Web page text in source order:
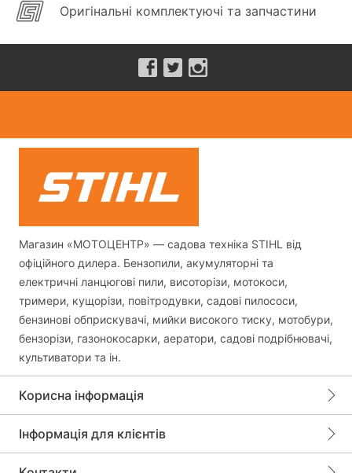
Оригінальні комплектуючі та запчастини
Магазин «МОТОЦЕНТР» — садова техніка STIHL від
офіційного дилера. Бензопили, акумуляторні та
електричні ланцюгові пили, висоторізи, мотокоси,
тримери, кущорізи, повітродувки, садові пилососи,
бензинові обприскувачі, мийки високого тиску, мотобури,
бензорізи, газонокосарки, аератори, садові подрібнювачі,
культиватори та ін.
Корисна інформація
Інформація для клієнтів